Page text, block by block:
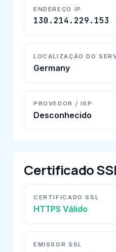
ENDEREÇO IP
130.214.229.153
LOCALIZAÇÃO DO
Germany
PROVEDOR / ISP
Desconhecido
Certificado
CERTIFICADO SSL
HTTPS Válido
EMISSOR SSL